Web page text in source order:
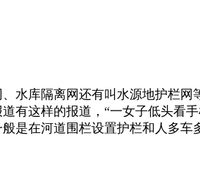
水库隔离网还有叫水源地护栏
有这样的报道，“一女子低头看
是在河道围栏设置护栏和人多